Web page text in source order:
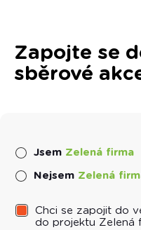
Zapojte se
sběrové
Jsem Zelená firma
Nejsem Zelená
Chci se zapojit do
do projektu Zelená